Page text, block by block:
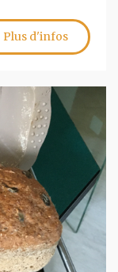
Plus d'infos